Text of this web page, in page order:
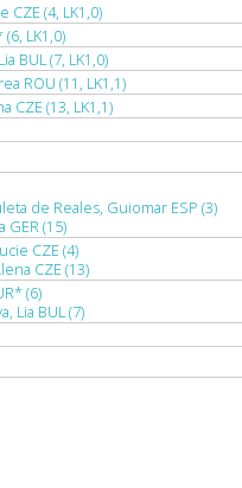
CZE (4, LK1,0)
LK1,0)
BUL (7, LK1,0)
ROU (11, LK1,1)
CZE (13, LK1,1)
de Reales, Guiomar ESP (3)
GER (15)
CZE (4)
CZE (13)
(6)
Lia BUL (7)